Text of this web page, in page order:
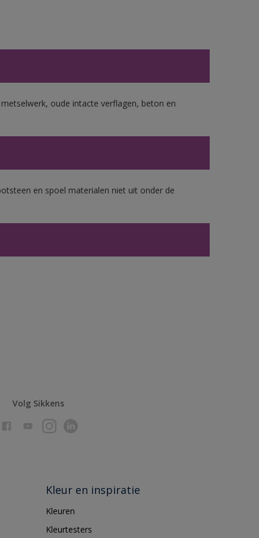
oude intacte verflagen, beton en
en spoel materialen niet uit onder de
Volg Sikkens
Kleur en inspiratie
Kleuren
Kleurtesters